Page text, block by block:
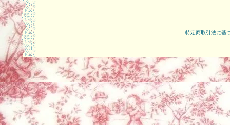
特定商取引法に基